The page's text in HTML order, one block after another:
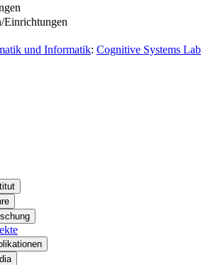
Einrichtungen
und Informatik: Cognitive Systems Lab